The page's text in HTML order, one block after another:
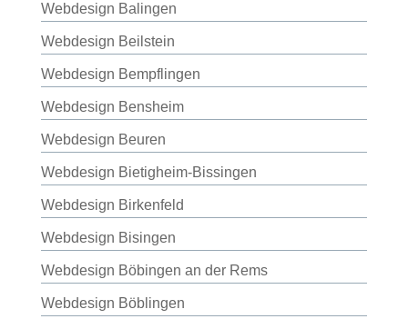
Webdesign Balingen
Webdesign Beilstein
Webdesign Bempflingen
Webdesign Bensheim
Webdesign Beuren
Webdesign Bietigheim-Bissingen
Webdesign Birkenfeld
Webdesign Bisingen
Webdesign Böbingen an der Rems
Webdesign Böblingen